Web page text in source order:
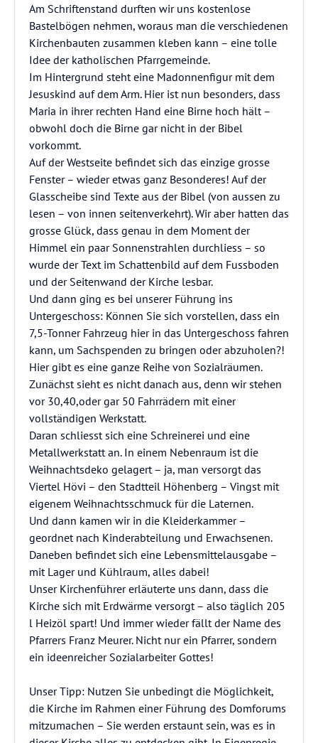
Am Schriftenstand durften wir uns kostenlose
Bastelbögen nehmen, woraus man die verschiedenen
Kirchenbauten zusammen kleben kann – eine tolle
Idee der katholischen Pfarrgemeinde.
Im Hintergrund steht eine Madonnenfigur mit dem
Jesuskind auf dem Arm. Hier ist nun besonders, dass
Maria in ihrer rechten Hand eine Birne hoch hält –
obwohl doch die Birne gar nicht in der Bibel
vorkommt.
Auf der Westseite befindet sich das einzige grosse
Fenster – wieder etwas ganz Besonderes! Auf der
Glasscheibe sind Texte aus der Bibel (von aussen zu
lesen – von innen seitenverkehrt). Wir aber hatten das
grosse Glück, dass genau in dem Moment der
Himmel ein paar Sonnenstrahlen durchliess – so
wurde der Text im Schattenbild auf dem Fussboden
und der Seitenwand der Kirche lesbar.
Und dann ging es bei unserer Führung ins
Untergeschoss: Können Sie sich vorstellen, dass ein
7,5-Tonner Fahrzeug hier in das Untergeschoss fahren
kann, um Sachspenden zu bringen oder abzuholen?!
Hier gibt es eine ganze Reihe von Sozialräumen.
Zunächst sieht es nicht danach aus, denn wir stehen
vor 30,40,oder gar 50 Fahrrädern mit einer
vollständigen Werkstatt.
Daran schliesst sich eine Schreinerei und eine
Metallwerkstatt an. In einem Nebenraum ist die
Weihnachtsdeko gelagert – ja, man versorgt das
Viertel Hövi – den Stadtteil Höhenberg – Vingst mit
eigenem Weihnachtsschmuck für die Laternen.
Und dann kamen wir in die Kleiderkammer –
geordnet nach Kinderabteilung und Erwachsenen.
Daneben befindet sich eine Lebensmittelausgabe –
mit Lager und Kühlraum, alles dabei!
Unser Kirchenführer erläuterte uns dann, dass die
Kirche sich mit Erdwärme versorgt – also täglich 205
l Heizöl spart! Und immer wieder fällt der Name des
Pfarrers Franz Meurer. Nicht nur ein Pfarrer, sondern
ein ideenreicher Sozialarbeiter Gottes!
Unser Tipp: Nutzen Sie unbedingt die Möglichkeit,
die Kirche im Rahmen einer Führung des Domforums
mitzumachen – Sie werden erstaunt sein, was es in